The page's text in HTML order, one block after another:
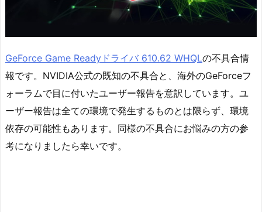
GeForce Game Readyドライバ 610.62 WHQLの不具合情
報です。NVIDIA公式の既知の不具合と、海外のGeForceフ
ォーラムで目に付いたユーザー報告を意訳しています。ユ
ーザー報告は全ての環境で発生するものとは限らず、環境
依存の可能性もあります。同様の不具合にお悩みの方の参
考になりましたら幸いです。